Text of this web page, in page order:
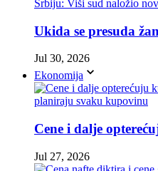
Ukida se presuda
Jul 30, 2026
Ekonomija
Cene i dalje
Jul 27, 2026